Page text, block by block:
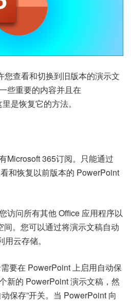
您查看和切换到旧版本的演示文
些重要的内容并且在
是恢复它的方法。
Microsoft 365订阅。只能通过
和恢复以前版本的 PowerPoint
访问所有其他 Office 应用程序以
间。您可以通过将演示文稿自动
云存储。
要在 PowerPoint 上启用自动保
新的 PowerPoint 演示文稿，然
保存”开关。当 PowerPoint 向